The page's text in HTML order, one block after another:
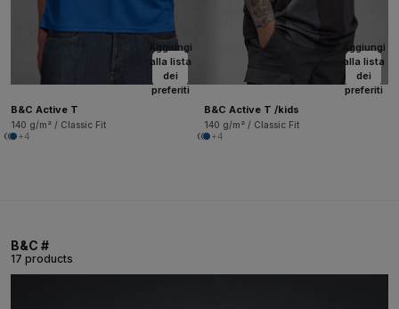
Aggiungi
alla lista
dei
preferiti
B&C Active T
140 g/m² / Classic Fit
+4
Aggiungi
alla lista
dei
preferiti
B&C Active T /kids
140 g/m² / Classic Fit
+4
B&C #
17 products